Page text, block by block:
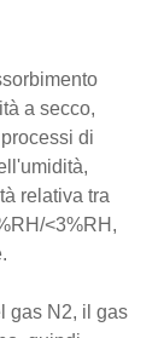
a secco,
di
relativa tra
<3%RH,
gas N2, il gas